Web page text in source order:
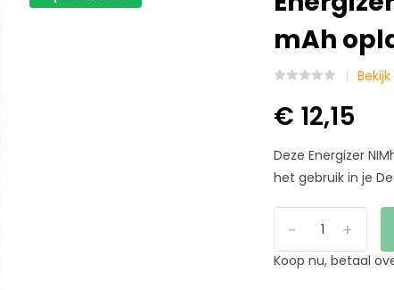
mAh
€ 12,15
Deze Energizer
het gebruik in je
+
-
Koop nu, betaal